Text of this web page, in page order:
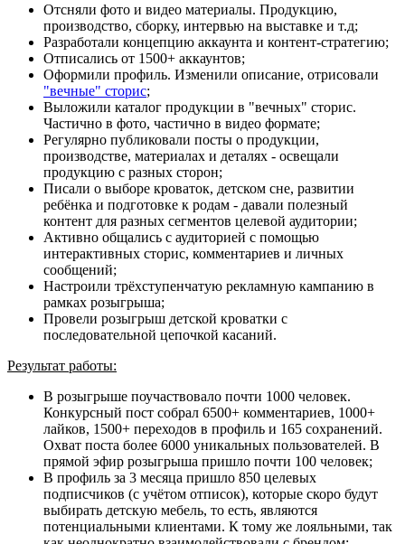
Отсняли фото и видео материалы. Продукцию,
производство, сборку, интервью на выставке и т.д;
Разработали концепцию аккаунта и контент-стратегию;
Отписались от 1500+ аккаунтов;
Оформили профиль. Изменили описание, отрисовали
"вечные" сторис;
Выложили каталог продукции в "вечных" сторис.
Частично в фото, частично в видео формате;
Регулярно публиковали посты о продукции,
производстве, материалах и деталях - освещали
продукцию с разных сторон;
Писали о выборе кроваток, детском сне, развитии
ребёнка и подготовке к родам - давали полезный
контент для разных сегментов целевой аудитории;
Активно общались с аудиторией с помощью
интерактивных сторис, комментариев и личных
сообщений;
Настроили трёхступенчатую рекламную кампанию в
рамках розыгрыша;
Провели розыгрыш детской кроватки с
последовательной цепочкой касаний.
Результат работы:
В розыгрыше поучаствовало почти 1000 человек.
Конкурсный пост собрал 6500+ комментариев, 1000+
лайков, 1500+ переходов в профиль и 165 сохранений.
Охват поста более 6000 уникальных пользователей. В
прямой эфир розыгрыша пришло почти 100 человек;
В профиль за 3 месяца пришло 850 целевых
подписчиков (с учётом отписок), которые скоро будут
выбирать детскую мебель, то есть, являются
потенциальными клиентами. К тому же лояльными, так